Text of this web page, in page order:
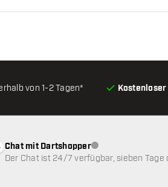
von 1-2 Tagen* Kostenloser
Chat mit DartshopperKundenservice nicht
Der Chat ist 24/7 verfügbar, sieben Tage